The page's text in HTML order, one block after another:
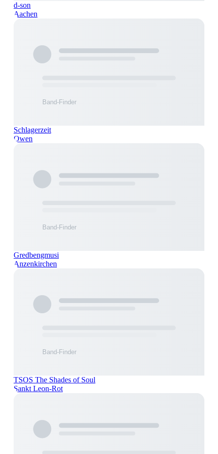
d-son
Aachen
Schlagerzeit
Owen
Gredbengmusi
Anzenkirchen
TSOS The Shades of Soul
Sankt Leon-Rot